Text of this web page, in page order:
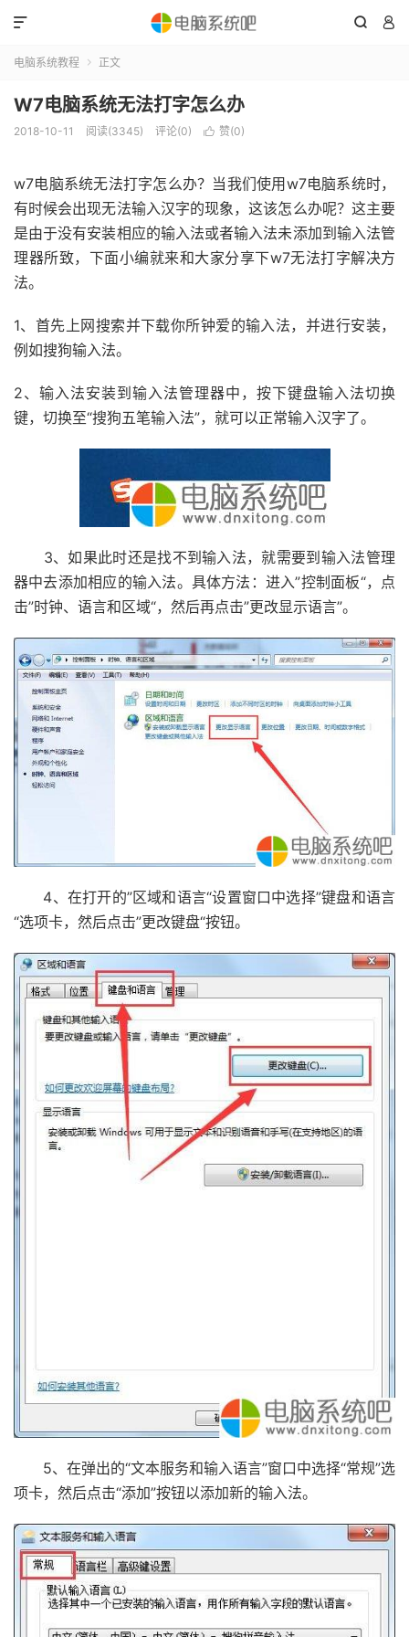
 

电脑系统教程  正文
W7电脑系统无法打字怎么办
2018-10-11 阅读(3345) 评论(0)  赞(0)
w7电脑系统无法打字怎么办？当我们使用w7电脑系统时，
有时候会出现无法输入汉字的现象，这该怎么办呢？这主要
是由于没有安装相应的输入法或者输入法未添加到输入法管
理器所致，下面小编就来和大家分享下w7无法打字解决方
法。
1、首先上网搜索并下载你所钟爱的输入法，并进行安装，
例如搜狗输入法。
2、输入法安装到输入法管理器中，按下键盘输入法切换
键，切换至“搜狗五笔输入法”，就可以正常输入汉字了。
3、如果此时还是找不到输入法，就需要到输入法管理
器中去添加相应的输入法。具体方法：进入”控制面板“，点
击”时钟、语言和区域“，然后再点击”更改显示语言”。
4、在打开的”区域和语言“设置窗口中选择”键盘和语言
“选项卡，然后点击”更改键盘“按钮。
5、在弹出的“文本服务和输入语言”窗口中选择“常规”选
项卡，然后点击“添加”按钮以添加新的输入法。